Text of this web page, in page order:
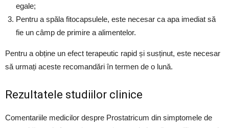
egale;
Pentru a spăla fitocapsulele, este necesar ca apa imediat să
fie un câmp de primire a alimentelor.
Pentru a obține un efect terapeutic rapid și susținut, este necesar
să urmați aceste recomandări în termen de o lună.
Rezultatele studiilor clinice
Comentariile medicilor despre Prostatricum din simptomele de